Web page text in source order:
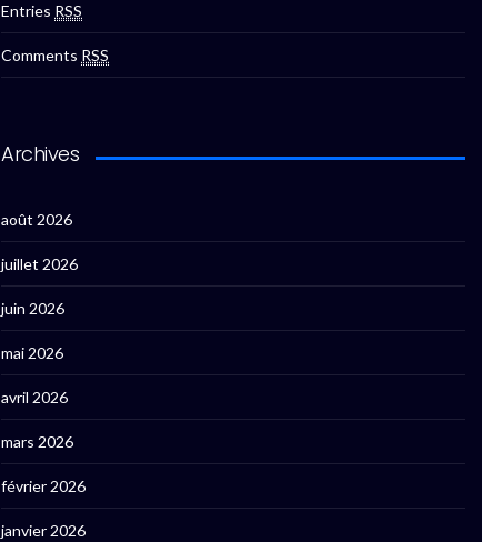
Entries RSS
Comments RSS
Archives
août 2026
juillet 2026
juin 2026
mai 2026
avril 2026
mars 2026
février 2026
janvier 2026